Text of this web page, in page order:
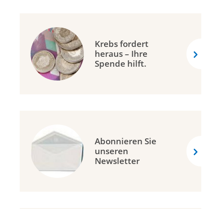
Krebs fordert
heraus – Ihre
Spende hilft.
Abonnieren Sie
unseren
Newsletter